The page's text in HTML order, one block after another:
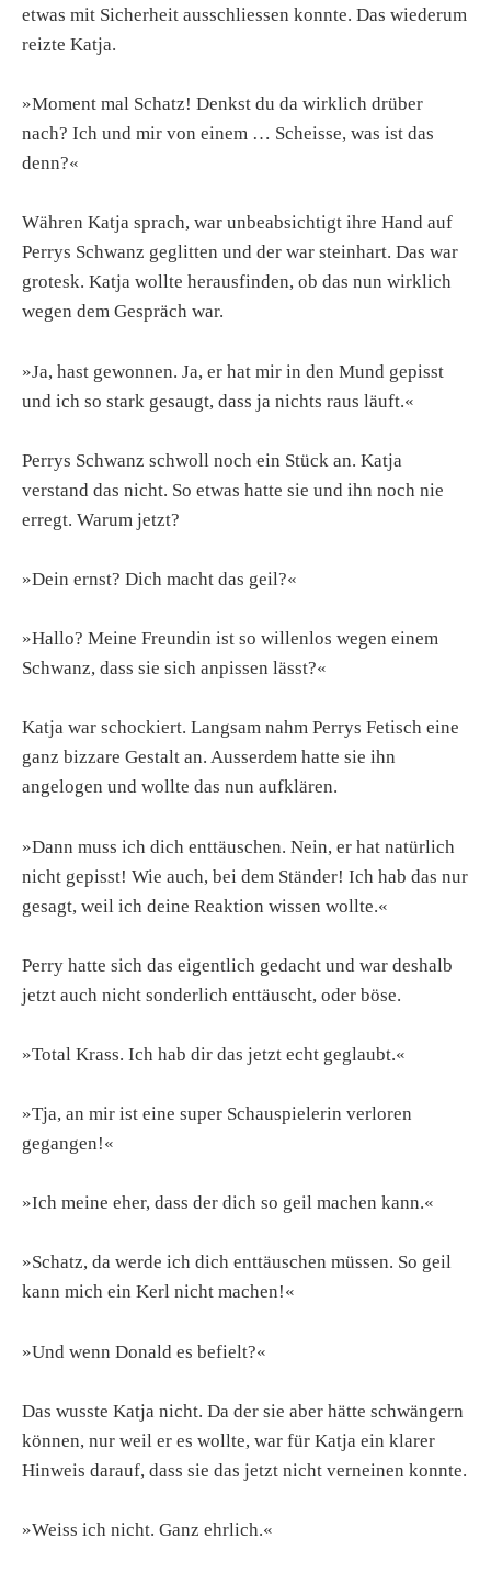
etwas mit Sicherheit ausschliessen konnte. Das wiederum
reizte Katja.
»Moment mal Schatz! Denkst du da wirklich drüber
nach? Ich und mir von einem … Scheisse, was ist das
denn?«
Währen Katja sprach, war unbeabsichtigt ihre Hand auf
Perrys Schwanz geglitten und der war steinhart. Das war
grotesk. Katja wollte herausfinden, ob das nun wirklich
wegen dem Gespräch war.
»Ja, hast gewonnen. Ja, er hat mir in den Mund gepisst
und ich so stark gesaugt, dass ja nichts raus läuft.«
Perrys Schwanz schwoll noch ein Stück an. Katja
verstand das nicht. So etwas hatte sie und ihn noch nie
erregt. Warum jetzt?
»Dein ernst? Dich macht das geil?«
»Hallo? Meine Freundin ist so willenlos wegen einem
Schwanz, dass sie sich anpissen lässt?«
Katja war schockiert. Langsam nahm Perrys Fetisch eine
ganz bizzare Gestalt an. Ausserdem hatte sie ihn
angelogen und wollte das nun aufklären.
»Dann muss ich dich enttäuschen. Nein, er hat natürlich
nicht gepisst! Wie auch, bei dem Ständer! Ich hab das nur
gesagt, weil ich deine Reaktion wissen wollte.«
Perry hatte sich das eigentlich gedacht und war deshalb
jetzt auch nicht sonderlich enttäuscht, oder böse.
»Total Krass. Ich hab dir das jetzt echt geglaubt.«
»Tja, an mir ist eine super Schauspielerin verloren
gegangen!«
»Ich meine eher, dass der dich so geil machen kann.«
»Schatz, da werde ich dich enttäuschen müssen. So geil
kann mich ein Kerl nicht machen!«
»Und wenn Donald es befielt?«
Das wusste Katja nicht. Da der sie aber hätte schwängern
können, nur weil er es wollte, war für Katja ein klarer
Hinweis darauf, dass sie das jetzt nicht verneinen konnte.
»Weiss ich nicht. Ganz ehrlich.«